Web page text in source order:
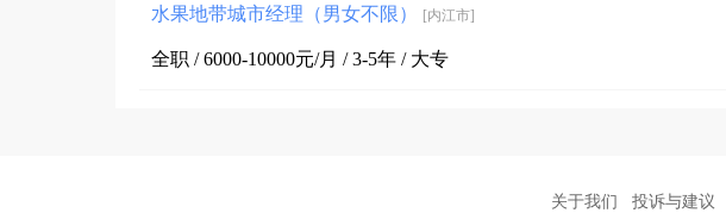
水果地带城市经理（男女不限） [内江市]
全职 / 6000-10000元/月 / 3-5年 / 大专
关于我们 投诉与建议